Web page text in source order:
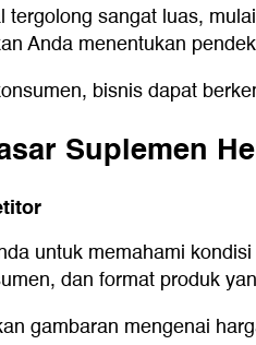
sangat luas,
Anda menentukan
bisnis dapat
Suplemen
untuk memahami
dan format produk
gambaran mengenai